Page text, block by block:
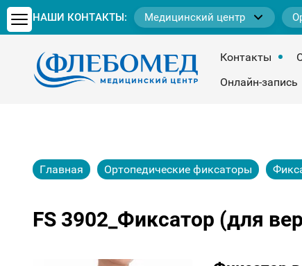
НАШИ КОНТАКТЫ: Медицинский центр
Контакты
Онлайн-запись
Главная Ортопедические фиксаторы
FS 3902_Фиксатор (для